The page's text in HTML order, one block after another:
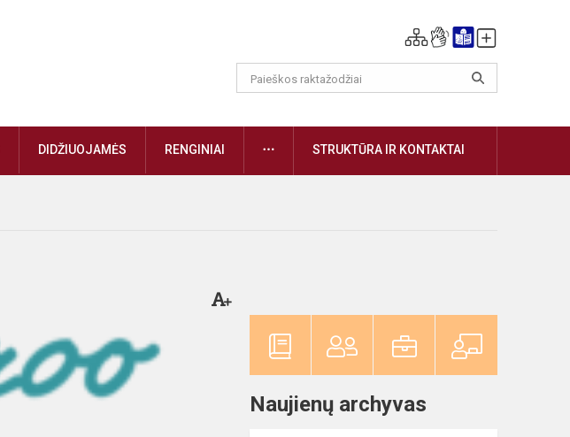
DIDŽIUOJAMĖS RENGINIAI DAUGIAUSTRUKTŪRA IR KONTAKTAI
Naujienų archyvas